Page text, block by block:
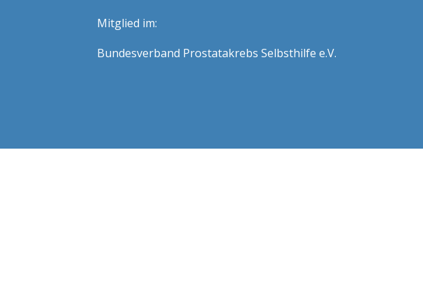
Mitglied im:
Bundesverband Prostatakrebs Selbsthilfe e.V.